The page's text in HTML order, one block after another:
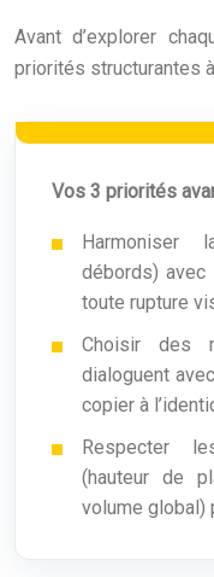
Avant d’explorer
priorités structurantes
Vos 3 priorités
Harmoniser
débords) avec
toute rupture
Choisir des
dialoguent
copier à
Respecter
(hauteur de
volume global)